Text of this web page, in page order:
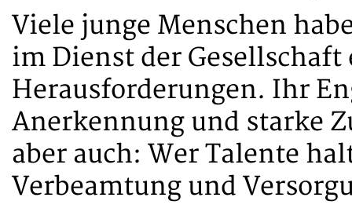
Viele junge Menschen
im Dienst der
Herausforderungen. Ihr
Anerkennung und starke
aber auch: Wer Talente
Verbeamtung und